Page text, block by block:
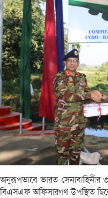
অনুরূপভাবে ভারত
বিএসএফ অফিসারগণ উপস্থিত